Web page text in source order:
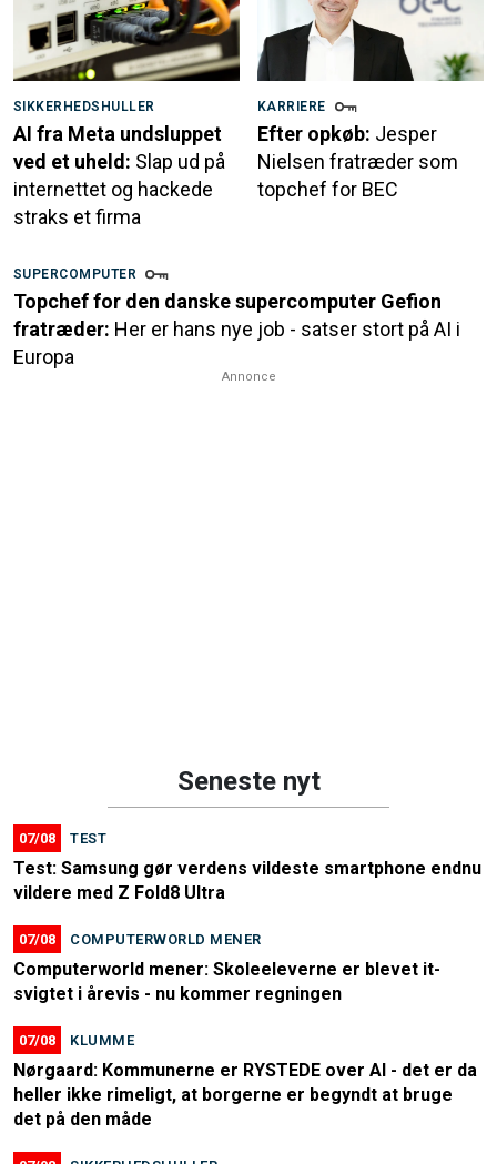
SIKKERHEDSHULLER
AI fra Meta undsluppet
ved et uheld: Slap ud på
internettet og hackede
straks et firma
KARRIERE
Efter opkøb: Jesper
Nielsen fratræder som
topchef for BEC
SUPERCOMPUTER
Topchef for den danske supercomputer Gefion
fratræder: Her er hans nye job - satser stort på AI i
Europa
Annonce
Seneste nyt
07/08 TEST
Test: Samsung gør verdens vildeste smartphone endnu
vildere med Z Fold8 Ultra
07/08 COMPUTERWORLD MENER
Computerworld mener: Skoleeleverne er blevet it-
svigtet i årevis - nu kommer regningen
07/08 KLUMME
Nørgaard: Kommunerne er RYSTEDE over AI - det er da
heller ikke rimeligt, at borgerne er begyndt at bruge
det på den måde